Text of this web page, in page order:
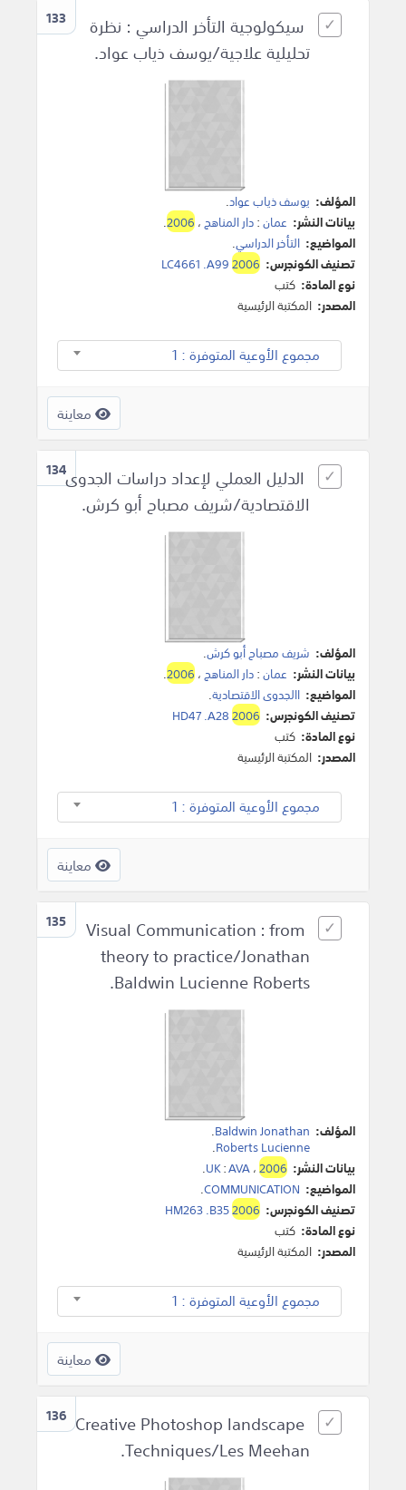
133
سيكولوجية التأخر الدراسي : نظرة
تحليلية علاجية/يوسف ذياب عواد.
المؤلف: يوسف ذياب عواد.
بيانات النشر: عمان:دار المناهج،2006
.
المواضيع: التأخر الدراسي.
تصنيف الكونجرس:
LC4661 .A992006
نوع المادة: كتب
المصدر: المكتبة الرئيسية
مجموع الأوعية المتوفرة : 1
معاينة
134الدليل العملي لإعداد دراسات الجدوى
الاقتصادية/شريف مصباح أبو كرش.
المؤلف: شريف مصباح أبو كرش.
بيانات النشر: عمان:دار المناهج،2006
.
المواضيع: االجدوى الاقتصادية.
تصنيف الكونجرس:
HD47 .A282006
نوع المادة: كتب
المصدر: المكتبة الرئيسية
مجموع الأوعية المتوفرة : 1
معاينة
135
Visual Communication : from
theory to practice/Jonathan
Baldwin Lucienne Roberts.
المؤلف: Baldwin Jonathan
.
Roberts Lucienne
.
بيانات النشر:
UK:AVA،2006
.
المواضيع: COMMUNICATION
.
تصنيف الكونجرس:
HM263 .B352006
نوع المادة: كتب
المصدر: المكتبة الرئيسية
مجموع الأوعية المتوفرة : 1
معاينة
136 Creative Photoshop landscape
Techniques/Les Meehan.